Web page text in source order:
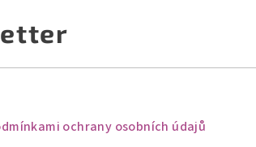
ochrany osobních údajů